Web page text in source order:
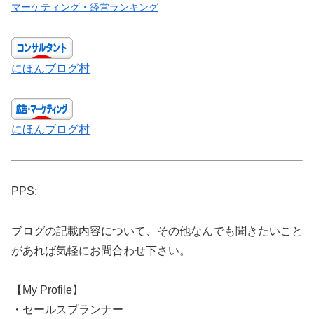
マーケティング・経営ランキング
にほんブログ村
にほんブログ村
PPS:
ブログの記載内容について、その他なんでも聞きたいこと
があれば気軽にお問合わせ下さい。
【My Profile】
・セールスプランナー